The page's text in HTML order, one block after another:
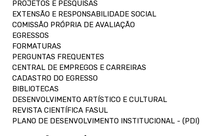
PROJETOS E PESQUISAS
EXTENSÃO E RESPONSABILIDADE SOCIAL
COMISSÃO PRÓPRIA DE AVALIAÇÃO
EGRESSOS
FORMATURAS
PERGUNTAS FREQUENTES
CENTRAL DE EMPREGOS E CARREIRAS
CADASTRO DO EGRESSO
BIBLIOTECAS
DESENVOLVIMENTO ARTÍSTICO E CULTURAL
REVISTA CIENTÍFICA FASUL
PLANO DE DESENVOLVIMENTO INSTITUCIONAL - (PDI)